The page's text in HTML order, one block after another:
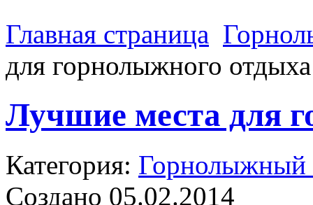
Главная страница
для горнолыжного отдыха
Лучшие места для
Категория: Горнолыжный
Создано 05.02.2014